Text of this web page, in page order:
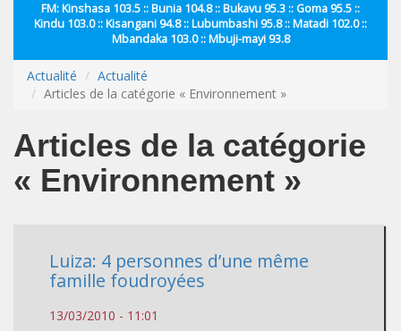
FM: Kinshasa 103.5 :: Bunia 104.8 :: Bukavu 95.3 :: Goma 95.5 ::
Kindu 103.0 :: Kisangani 94.8 :: Lubumbashi 95.8 :: Matadi 102.0 ::
Mbandaka 103.0 :: Mbuji-mayi 93.8
Actualité
Actualité
Articles de la catégorie « Environnement »
Articles de la catégorie
« Environnement »
Luiza: 4 personnes d’une même
famille foudroyées
13/03/2010 - 11:01